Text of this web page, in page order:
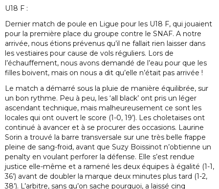
U18 F :
Dernier match de poule en Ligue pour les U18 F, qui jouaient
pour la première place du groupe contre le SNAF. A notre
arrivée, nous étions prévenus qu’il ne fallait rien laisser dans
les vestiaires pour cause de vols réguliers. Lors de
l’échauffement, nous avons demandé de l’eau pour que les
filles boivent, mais on nous a dit qu’elle n’était pas arrivée !
Le match a démarré sous la pluie de manière équilibrée, sur
un bon rythme. Peu à peu, les ‘all black’ ont pris un léger
ascendant technique, mais malheureusement ce sont les
locales qui ont ouvert le score (1-0, 19’). Les choletaises ont
continué à avancer et à se procurer des occasions. Laurine
Sorin a trouvé la barre transversale sur une très belle frappe
pleine de sang-froid, avant que Suzy Boissinot n’obtienne un
penalty en voulant perforer la défense. Elle s’est rendue
justice elle-même et a ramené les deux équipes à égalité (1-1,
36’) avant de doubler la marque deux minutes plus tard (1-2,
38’). L’arbitre, sans qu’on sache pourquoi, a laissé cinq